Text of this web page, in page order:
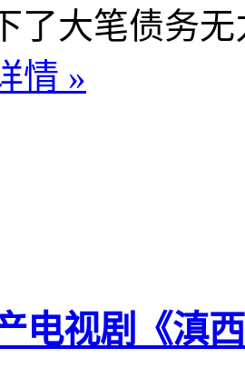
了大笔债务
情 »
电视剧《滇